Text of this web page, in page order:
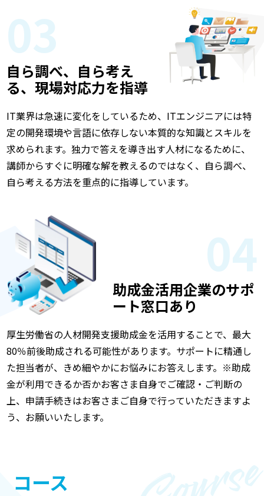
03
自ら調べ、自ら考え
る、現場対応力を指導
IT業界は急速に変化をしているため、ITエンジニアには特
定の開発環境や言語に依存しない本質的な知識とスキルを
求められます。独力で答えを導き出す人材になるために、
講師からすぐに明確な解を教えるのではなく、自ら調べ、
自ら考える方法を重点的に指導しています。
04
助成金活用企業のサポ
ート窓口あり
厚生労働省の人材開発支援助成金を活用することで、最大
80％前後助成される可能性があります。サポートに精通し
た担当者が、きめ細やかにお悩みにお答えします。※助成
金が利用できるか否かお客さま自身でご確認・ご判断の
上、申請手続きはお客さまご自身で行っていただきますよ
う、お願いいたします。
コース